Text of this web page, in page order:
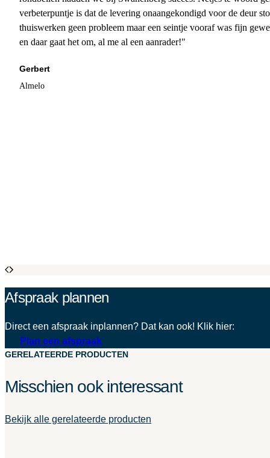
verbeterpuntje is dat de levering onaangekondigd voor de deur
thuiswerken geen probleem maar een seintje vooraf was fijn
en daar gaat het om, al me al een aanrader!"
Gerbert
Almelo
Afspraak plannen
Direct een afspraak inplannen? Dat kan ook! Klik hier:
Plan een afspraak
GERELATEERDE PRODUCTEN
Misschien ook interessant
Bekijk alle gerelateerde producten